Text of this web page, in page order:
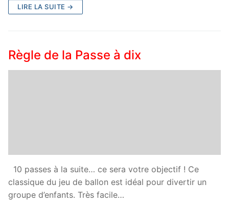
LIRE LA SUITE →
Règle de la Passe à dix
10 passes à la suite… ce sera votre objectif ! Ce
classique du jeu de ballon est idéal pour divertir un
groupe d’enfants. Très facile…